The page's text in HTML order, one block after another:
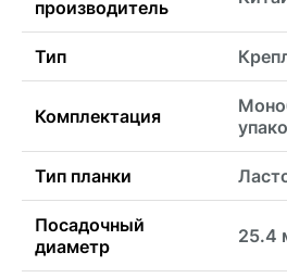
производитель
Тип
Комплектация
Тип планки
Посадочный
диаметр
25.4